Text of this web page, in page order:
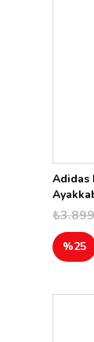
Adidas
%25